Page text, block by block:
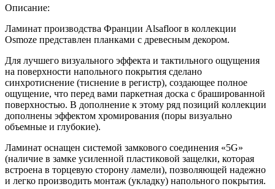
Описание:
Ламинат производства Франции Alsafloor в коллекции
Оsmoze представлен планками с древесным декором.
Для лучшего визуального эффекта и тактильного ощущения
на поверхности напольного покрытия сделано
синхротиснение (тиснение в регистр), создающее полное
ощущение, что перед вами паркетная доска с брашированной
поверхностью. В дополнение к этому ряд позиций коллекции
дополнены эффектом хромирования (поры визуально
объемные и глубокие).
Ламинат оснащен системой замкового соединения «5G»
(наличие в замке усиленной пластиковой защелки, которая
встроена в торцевую сторону ламели), позволяющей надежно
и легко производить монтаж (укладку) напольного покрытия.